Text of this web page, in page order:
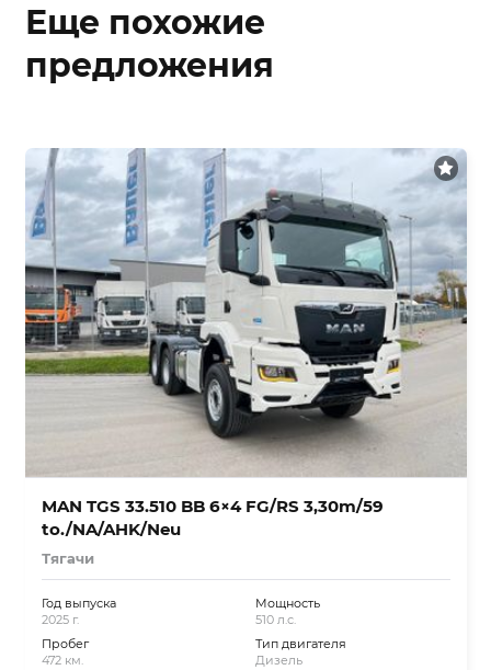
Еще похожие
предложения
MAN TGS 33.510 BB 6×4 FG/RS 3,30m/59
to./NA/AHK/Neu
Тягачи
Год выпуска
2025 г.
Пробег
472 км.
Мощность
510 л.с.
Тип двигателя
Дизель